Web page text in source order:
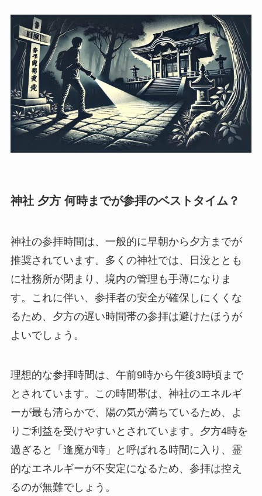
神社 夕方 何時までが参拝のベストタイム？
神社の参拝時間は、一般的に早朝から夕方までが
推奨されています。多くの神社では、日没ととも
に社務所が閉まり、境内の管理も手薄になりま
す。これに伴い、参拝者の安全が確保しにくくな
るため、夕方の遅い時間帯の参拝は避けたほうが
よいでしょう。
理想的な参拝時間は、午前9時から午後3時頃まで
とされています。この時間帯は、神社のエネルギ
ーが最も清らかで、陽の気が満ちているため、よ
りご利益を受けやすいとされています。夕方4時を
過ぎると「逢魔が時」と呼ばれる時間に入り、霊
的なエネルギーが不安定になるため、参拝は控え
るのが無難でしょう。